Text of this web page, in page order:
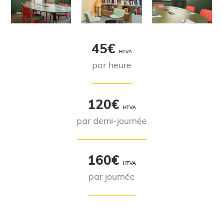
45€ HTVA
par heure
120€ HTVA
par demi-journée
160€ HTVA
par journée